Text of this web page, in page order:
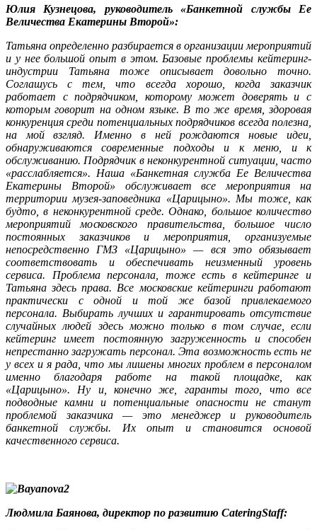
Юлия Кузнецова, руководитель «Банкетной службы Ее
Величества Екатерины Второй»:
Татьяна определенно разбирается в организации мероприятий
и у нее большой опыт в этом. Базовые проблемы кейтеринг-
индустрии Татьяна тоже описывает довольно точно.
Соглашусь с тем, что всегда хорошо, когда заказчик
работает с подрядчиком, которому может доверять и с
которым говорит на одном языке. В то же время, здоровая
конкуренция среди потенциальных подрядчиков всегда полезна,
на мой взгляд. Именно в ней рождаются новые идеи,
обнаруживаются современные подходы и к меню, и к
обслуживанию. Подрядчик в неконкурентной ситуации, часто
«расслабляется». Наша «Банкетная служба Ее Величества
Екатерины Второй» обслуживает все мероприятия на
территории музея-заповедника «Царицыно». Мы тоже, как
будто, в неконкурентной среде. Однако, большое количество
мероприятий московского правительства, большое число
постоянных заказчиков и мероприятия, организуемые
непосредственно ГМЗ «Царицыно» — вся это обязывает
соответствовать и обеспечивать неизменный уровень
сервиса. Проблема персонала, тоже есть в кейтеринге и
Татьяна здесь права. Все московские кейтеринги работают
практически с одной и той же базой привлекаемого
персонала. Выбирать лучших и гарантировать отсутствие
случайных людей здесь можно только в том случае, если
кейтеринг имеет постоянную загруженность и способен
непрестанно загружать персонал. Эта возможность есть не
у всех и я рада, что мы лишены многих проблем в персоналом
именно благодаря работе на такой площадке, как
«Царицыно». Ну и, конечно же, гаранты того, что все
подводные камни и потенциальные опасности не станут
проблемой заказчика — это менеджер и руководитель
банкетной службы. Их опыт и становится основой
качественного сервиса.
Людмила Баянова, директор по развитию CateringStaff: